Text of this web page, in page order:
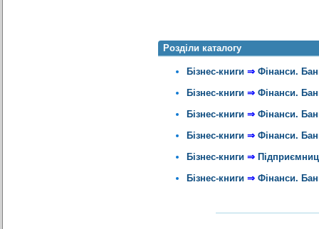
Розділи каталогу
Бізнес-книги ⇒ Фінанси.
Бізнес-книги ⇒ Фінанси.
Бізнес-книги ⇒ Фінанси.
Бізнес-книги ⇒ Фінанси.
Бізнес-книги ⇒
Бізнес-книги ⇒ Фінанси.